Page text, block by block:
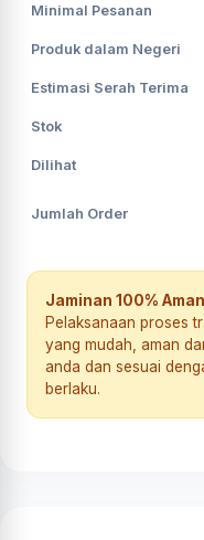
Minimal Pesanan
Produk dalam Negeri
Estimasi Serah Terima
Stok
Dilihat
Jumlah Order
Jaminan 100% Aman
Pelaksanaan proses
yang mudah, aman
anda dan sesuai
berlaku.